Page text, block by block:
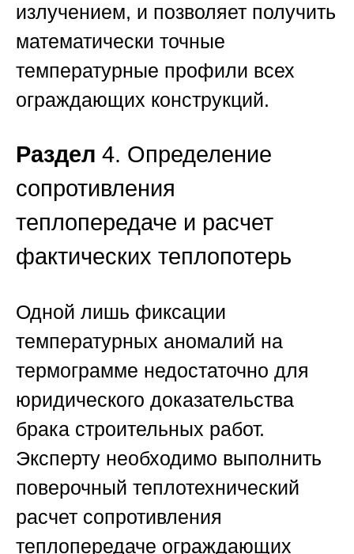
излучением, и позволяет получить
математически точные
температурные профили всех
ограждающих конструкций.
Раздел 4. Определение
сопротивления
теплопередаче и расчет
фактических теплопотерь
Одной лишь фиксации
температурных аномалий на
термограмме недостаточно для
юридического доказательства
брака строительных работ.
Эксперту необходимо выполнить
поверочный теплотехнический
расчет сопротивления
теплопередаче ограждающих